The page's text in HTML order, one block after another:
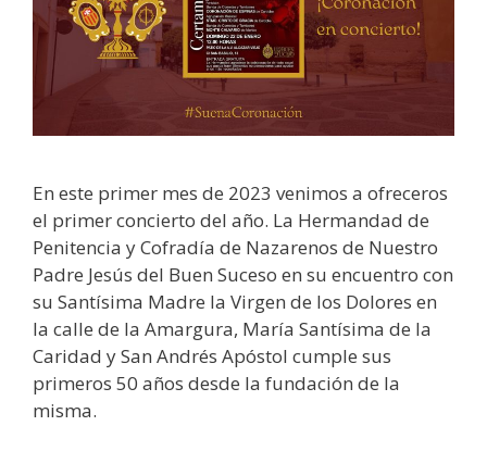
En este primer mes de 2023 venimos a ofreceros
el primer concierto del año. La Hermandad de
Penitencia y Cofradía de Nazarenos de Nuestro
Padre Jesús del Buen Suceso en su encuentro con
su Santísima Madre la Virgen de los Dolores en
la calle de la Amargura, María Santísima de la
Caridad y San Andrés Apóstol cumple sus
primeros 50 años desde la fundación de la
misma.